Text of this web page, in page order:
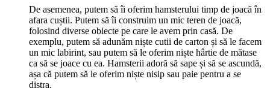
De asemenea, putem să îi oferim hamsterului timp de joacă în
afara cuștii. Putem să îi construim un mic teren de joacă,
folosind diverse obiecte pe care le avem prin casă. De
exemplu, putem să adunăm niște cutii de carton și să le facem
un mic labirint, sau putem să le oferim niște hârtie de mătase
ca să se joace cu ea. Hamsterii adoră să sape și să se ascundă,
așa că putem să le oferim niște nisip sau paie pentru a se
distra.